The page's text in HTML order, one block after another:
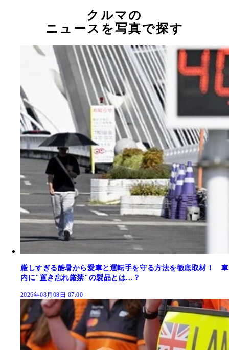
クルマの
ニュースを写真で探す
厳しすぎる酷暑から愛車と運転手を守る方法を徹底取材！ 車
内に"置き忘れ厳禁"の製品とは...？
2026年08月08日 07:00